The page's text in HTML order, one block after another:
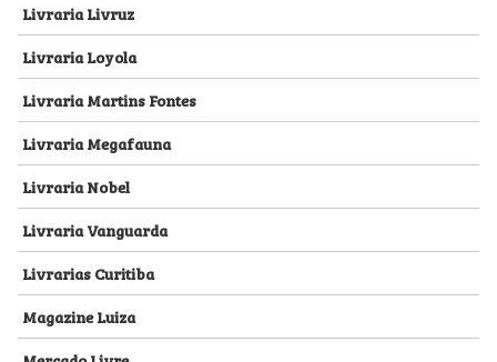
Livraria Livruz
Livraria Loyola
Livraria Martins Fontes
Livraria Megafauna
Livraria Nobel
Livraria Vanguarda
Livrarias Curitiba
Magazine Luiza